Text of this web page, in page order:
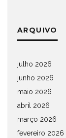
ARQUIVO
julho 2026
junho 2026
maio 2026
abril 2026
março 2026
fevereiro 2026